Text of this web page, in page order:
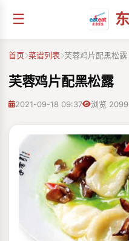
☰
首页 菜谱列表 芙蓉鸡片配黑松露
芙蓉鸡片配黑松露
2021-09-18 09:37 浏览 2099